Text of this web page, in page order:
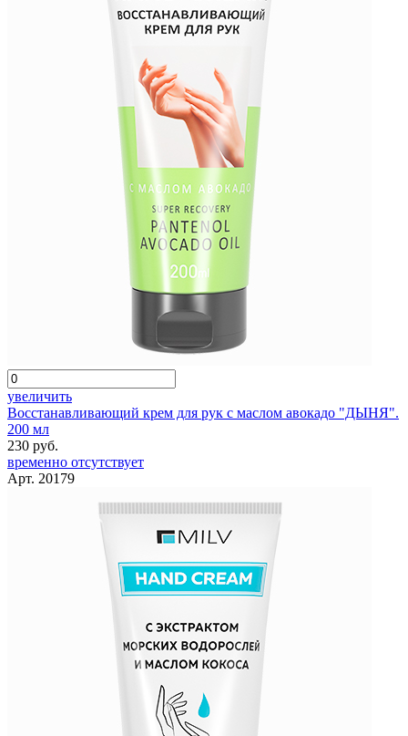
увеличить
Восстанавливающий крем для рук с маслом авокадо "ДЫНЯ".
200 мл
230 руб.
временно отсутствует
Арт. 20179